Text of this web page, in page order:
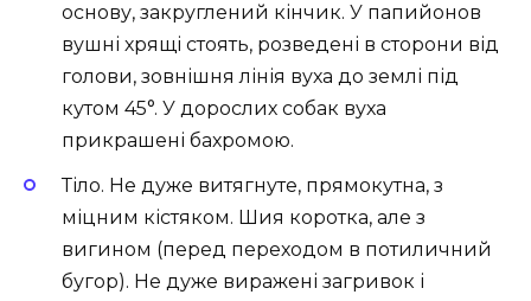
основу, закруглений кінчик. У папийонов
вушні хрящі стоять, розведені в сторони від
голови, зовнішня лінія вуха до землі під
кутом 45°. У дорослих собак вуха
прикрашені бахромою.
Тіло. Не дуже витягнуте, прямокутна, з
міцним кістяком. Шия коротка, але з
вигином (перед переходом в потиличний
бугор). Не дуже виражені загривок і